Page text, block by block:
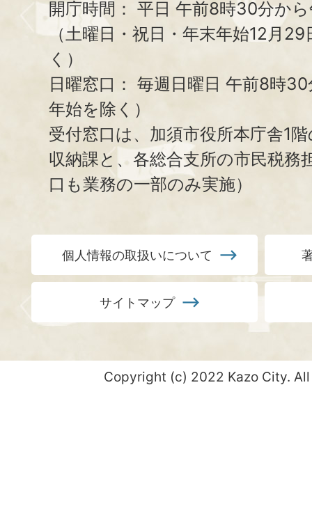
開庁時間： 平日 午前8時30分か
（土曜日・祝日・年末年始12月
く）
日曜窓口： 毎週日曜日 午前8時
年始を除く）
受付窓口は、加須市役所本庁舎1
収納課と、 各総合支所の市民税務
口も業務の一部のみ実施）
個人情報の取扱いについて
サイトマップ
Copyright (c) 2022 Kazo City.